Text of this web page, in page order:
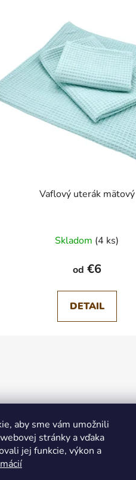
aby sme vám umožnili
stránky a vďaka
jej funkcie, výkon a
Vaflový uterák mätový
Skladom (4 ks)
od €6
DETAIL